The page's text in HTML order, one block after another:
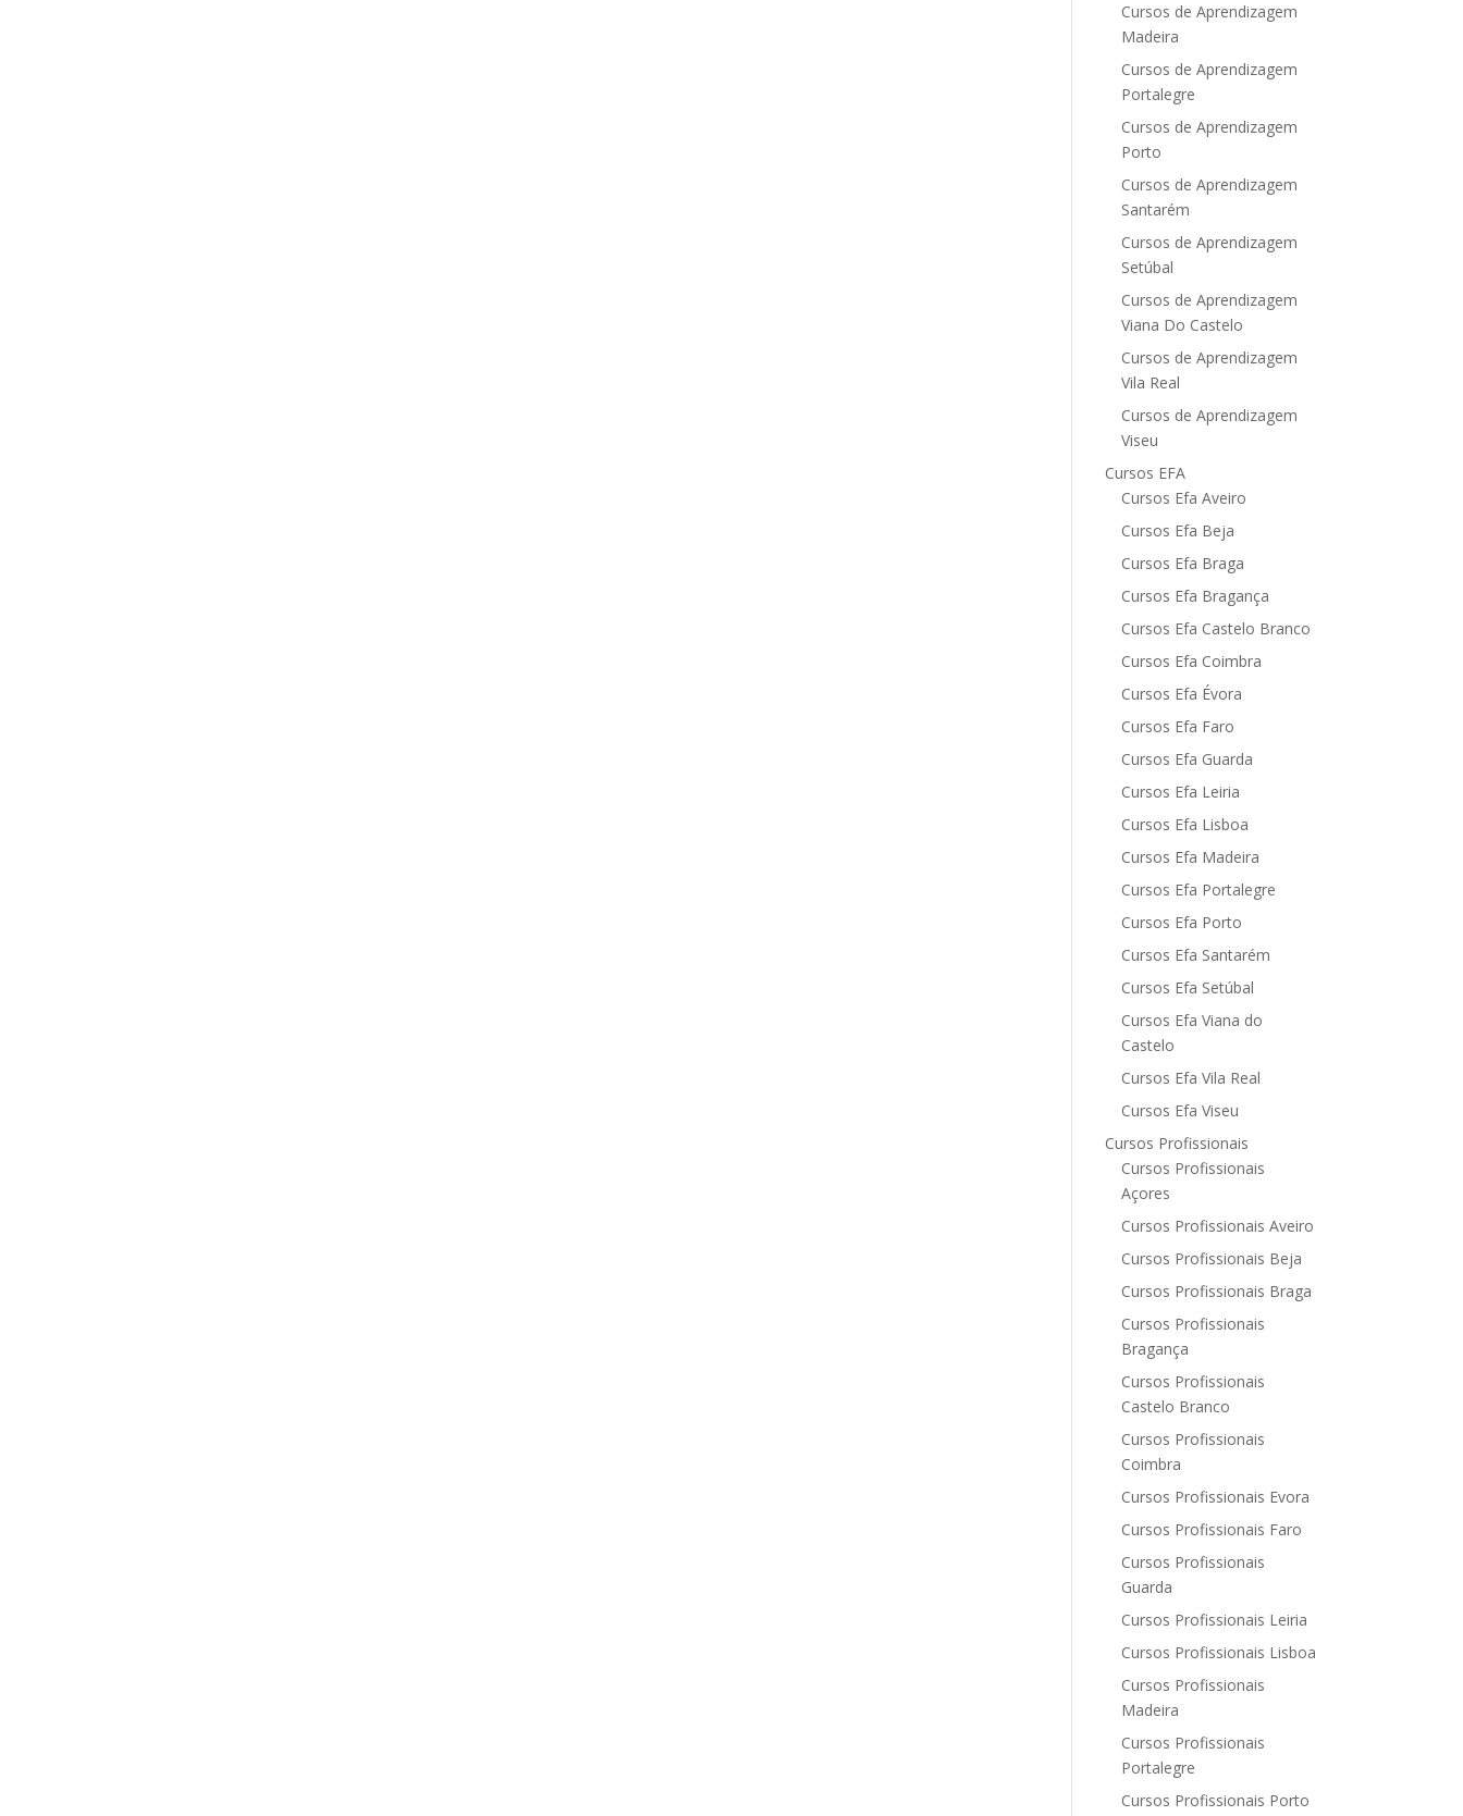
Cursos de Aprendizagem
Madeira
Cursos de Aprendizagem
Portalegre
Cursos de Aprendizagem
Porto
Cursos de Aprendizagem
Santarém
Cursos de Aprendizagem
Setúbal
Cursos de Aprendizagem
Viana Do Castelo
Cursos de Aprendizagem
Vila Real
Cursos de Aprendizagem
Viseu
Cursos EFA
Cursos Efa Aveiro
Cursos Efa Beja
Cursos Efa Braga
Cursos Efa Bragança
Cursos Efa Castelo Branco
Cursos Efa Coimbra
Cursos Efa Évora
Cursos Efa Faro
Cursos Efa Guarda
Cursos Efa Leiria
Cursos Efa Lisboa
Cursos Efa Madeira
Cursos Efa Portalegre
Cursos Efa Porto
Cursos Efa Santarém
Cursos Efa Setúbal
Cursos Efa Viana do
Castelo
Cursos Efa Vila Real
Cursos Efa Viseu
Cursos Profissionais
Cursos Profissionais
Açores
Cursos Profissionais Aveiro
Cursos Profissionais Beja
Cursos Profissionais Braga
Cursos Profissionais
Bragança
Cursos Profissionais
Castelo Branco
Cursos Profissionais
Coimbra
Cursos Profissionais Evora
Cursos Profissionais Faro
Cursos Profissionais
Guarda
Cursos Profissionais Leiria
Cursos Profissionais Lisboa
Cursos Profissionais
Madeira
Cursos Profissionais
Portalegre
Cursos Profissionais Porto